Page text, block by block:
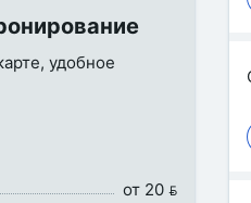
удобное
от 20 